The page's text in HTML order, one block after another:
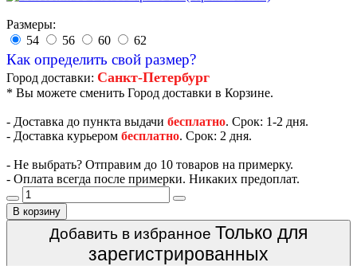
Размеры:
54
56 60 62
Как определить свой размер?
Город доставки: Санкт-Петербург
* Вы можете сменить Город доставки в Корзине.
- Доставка до пункта выдачи бесплатно. Срок: 1-2 дня.
- Доставка курьером бесплатно. Срок: 2 дня.
- Не выбрать? Отправим до 10 товаров на примерку.
- Оплата всегда после примерки. Никаких предоплат.
В корзину
Добавить в избранное Только для
зарегистрированных